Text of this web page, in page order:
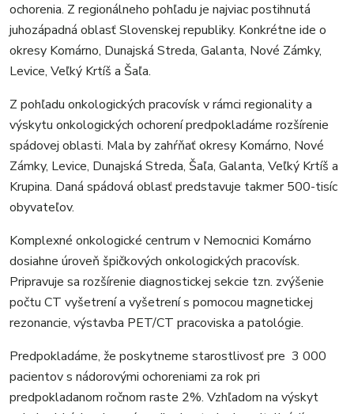
ochorenia. Z regionálneho pohľadu je najviac postihnutá
juhozápadná oblasť Slovenskej republiky. Konkrétne ide o
okresy Komárno, Dunajská Streda, Galanta, Nové Zámky,
Levice, Veľký Krtíš a Šaľa.
Z pohľadu onkologických pracovísk v rámci regionality a
výskytu onkologických ochorení predpokladáme rozšírenie
spádovej oblasti. Mala by zahŕňať okresy Komárno, Nové
Zámky, Levice, Dunajská Streda, Šaľa, Galanta, Veľký Krtíš a
Krupina. Daná spádová oblasť predstavuje takmer 500-tisíc
obyvateľov.
Komplexné onkologické centrum v Nemocnici Komárno
dosiahne úroveň špičkových onkologických pracovísk.
Pripravuje sa rozšírenie diagnostickej sekcie tzn. zvýšenie
počtu CT vyšetrení a vyšetrení s pomocou magnetickej
rezonancie, výstavba PET/CT pracoviska a patológie.
Predpokladáme, že poskytneme starostlivosť pre 3 000
pacientov s nádorovými ochoreniami za rok pri
predpokladanom ročnom raste 2%. Vzhľadom na výskyt